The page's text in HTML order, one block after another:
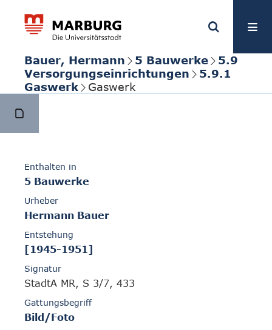
Bauer, Hermann 5 Bauwerke
5.9
Versorgungseinrichtungen
5.9.1
Gaswerk
Gaswerk
Enthalten in
5 Bauwerke
Urheber
Hermann Bauer
Entstehung
[1945-1951]
Signatur
StadtA MR, S 3/7, 433
Gattungsbegriff
Bild/Foto